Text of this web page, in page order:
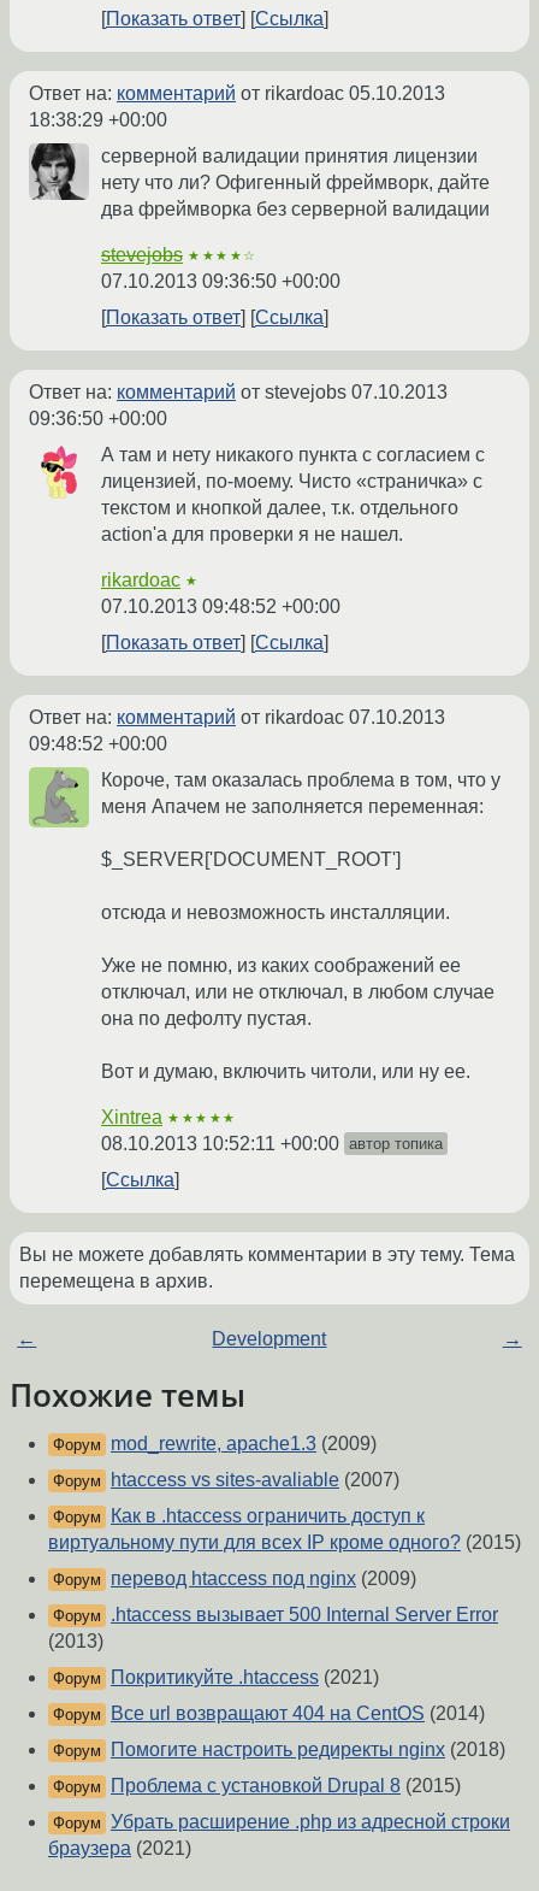
Показать ответ
Ссылка
Ответ на: комментарий от rikardoac 05.10.2013
18:38:29 +00:00
серверной валидации принятия лицензии
нету что ли? Офигенный фреймворк, дайте
два фреймворка без серверной валидации
stevejobs ★★★★☆
07.10.2013 09:36:50 +00:00
Показать ответ
Ссылка
Ответ на: комментарий от stevejobs 07.10.2013
09:36:50 +00:00
А там и нету никакого пункта с согласием с
лицензией, по-моему. Чисто «страничка» с
текстом и кнопкой далее, т.к. отдельного
action'а для проверки я не нашел.
rikardoac ★
07.10.2013 09:48:52 +00:00
Показать ответ
Ссылка
Ответ на: комментарий от rikardoac 07.10.2013
09:48:52 +00:00
Короче, там оказалась проблема в том, что у
меня Апачем не заполняется переменная:
$_SERVER['DOCUMENT_ROOT']
отсюда и невозможность инсталляции.
Уже не помню, из каких соображений ее
отключал, или не отключал, в любом случае
она по дефолту пустая.
Вот и думаю, включить читоли, или ну ее.
Xintrea ★★★★★
08.10.2013 10:52:11 +00:00 автор топика
Ссылка
Вы не можете добавлять комментарии в эту тему. Тема
перемещена в архив.
← Development →
Похожие темы
Форум mod_rewrite, apache1.3 (2009)
Форум htaccess vs sites-avaliable (2007)
Форум
Как в .htaccess ограничить доступ к
виртуальному пути для всех IP кроме одного? (2015)
Форум перевод htaccess под nginx (2009)
Форум
.htaccess вызывает 500 Internal Server Error
(2013)
Форум Покритикуйте .htaccess (2021)
Форум Все url возвращают 404 на CentOS (2014)
Форум Помогите настроить редиректы nginx (2018)
Форум Проблема с установкой Drupal 8 (2015)
Форум Убрать расширение .php из адресной строки
браузера (2021)